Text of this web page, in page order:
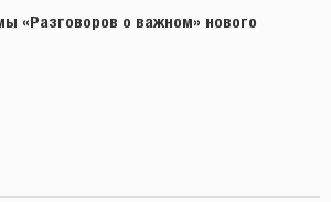
«Разговоров о важном» нового